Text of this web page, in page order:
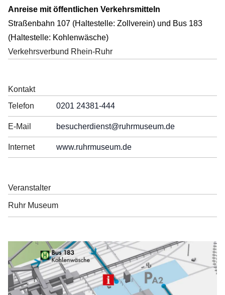
Anreise mit öffentlichen Verkehrsmitteln
Straßenbahn 107 (Haltestelle: Zollverein) und Bus 183
(Haltestelle: Kohlenwäsche)
Verkehrsverbund Rhein-Ruhr
Kontakt
Telefon
0201 24381-444
E-Mail besucherdienst@ruhrmuseum.de
Internet www.ruhrmuseum.de
Veranstalter
Ruhr Museum